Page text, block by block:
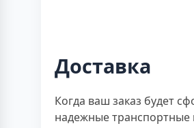
Доставка
Когда ваш заказ будет
надежные транспортные